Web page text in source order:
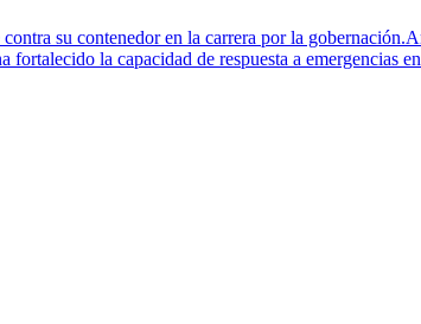
su contenedor en la carrera por la gobernación.
la capacidad de respuesta a emergencias